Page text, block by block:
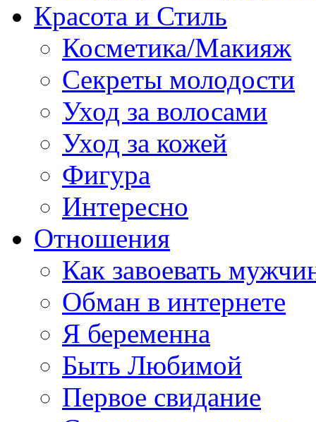
Красота и Стиль
Косметика/Макияж
Секреты молодости
Уход за волосами
Уход за кожей
Фигура
Интересно
Отношения
Как завоевать
Обман в интернете
Я беременна
Быть Любимой
Первое свидание